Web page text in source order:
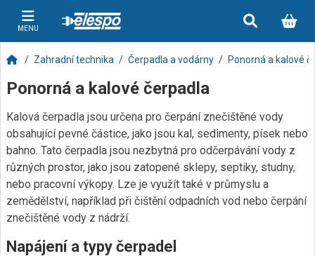
MENU
Zahradní technika Čerpadla a vodárny Ponorná a kalové
Ponorná a kalové čerpadla
Kalová čerpadla jsou určena pro čerpání znečištěné vody
obsahující pevné částice, jako jsou kal, sedimenty, písek nebo
bahno. Tato čerpadla jsou nezbytná pro odčerpávání vody z
různých prostor, jako jsou zatopené sklepy, septiky, studny,
nebo pracovní výkopy. Lze je využít také v průmyslu a
zemědělství, například při čištění odpadních vod nebo čerpání
znečištěné vody z nádrží.
Napájení a typy čerpadel